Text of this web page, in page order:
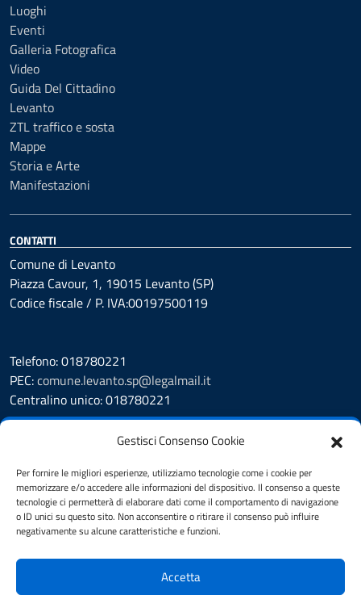
Gestisci Consenso Cookie
Per fornire le migliori esperienze, utilizziamo tecnologie come i cookie per
memorizzare e/o accedere alle informazioni del dispositivo. Il consenso a queste
tecnologie ci permetterà di elaborare dati come il comportamento di navigazione
o ID unici su questo sito. Non acconsentire o ritirare il consenso può influire
negativamente su alcune caratteristiche e funzioni.
Accetta
Luoghi
Eventi
Galleria Fotografica
Video
Guida Del Cittadino
Levanto
ZTL traffico e sosta
Mappe
Storia e Arte
Manifestazioni
CONTATTI
Comune di Levanto
Piazza Cavour, 1, 19015 Levanto (SP)
Codice fiscale / P. IVA:00197500119
Telefono: 018780221
PEC:comune.levanto.sp@legalmail.it
Centralino unico: 018780221
Prenotazione appuntamento
Segnalazione disservizio
Whistleblowing
Amministrazione Trasparente
Albo Pretorio
Informativa privacy
Dichiarazione di accessibilità